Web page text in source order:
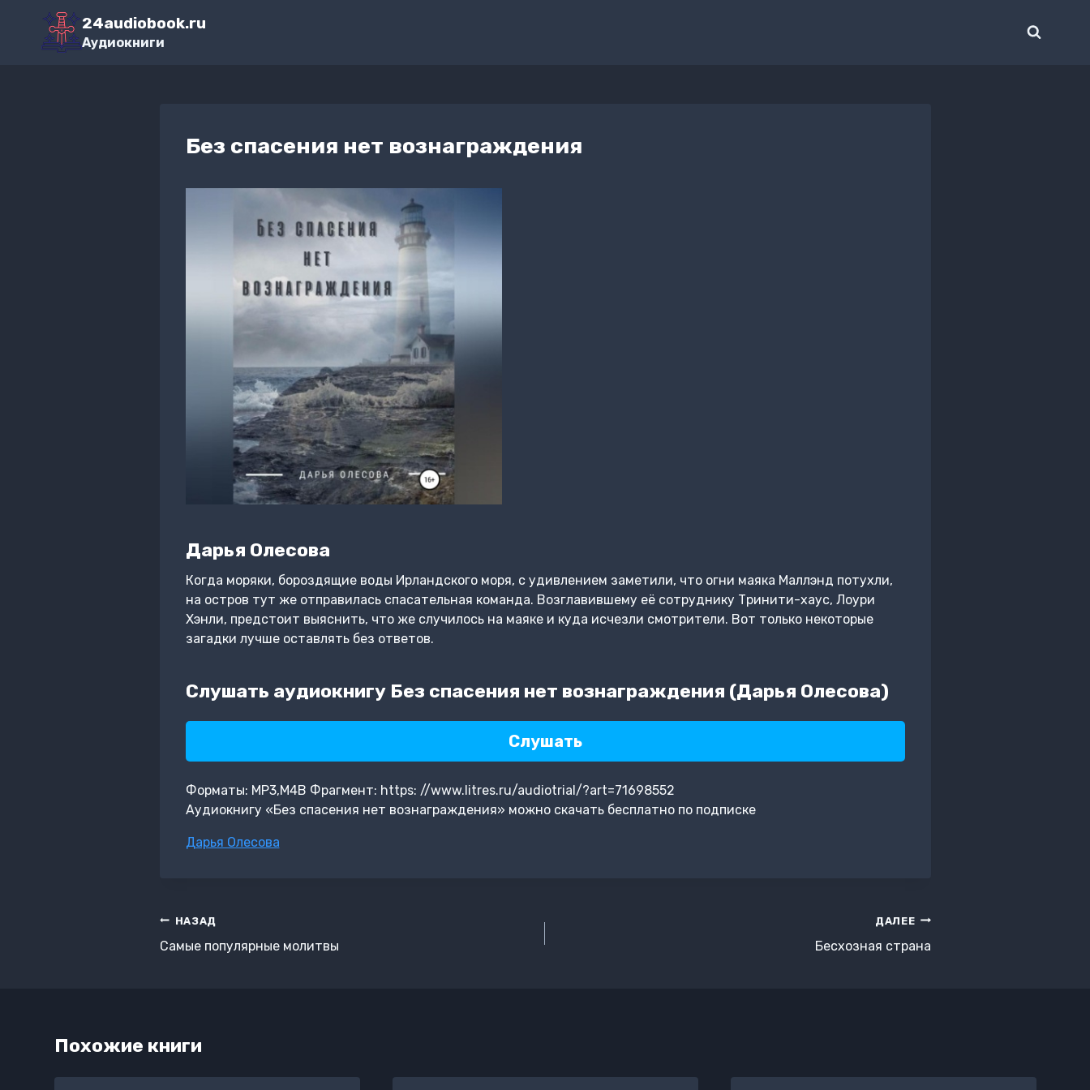
Перейти
содержимому
24audiobook.ru
Аудиокниги
Без спасения нет вознаграждения
Дарья Олесова
Когда моряки, бороздящие воды Ирландского моря, с удивлением заметили, что огни маяка Маллэнд потухли,
на остров тут же отправилась спасательная команда. Возглавившему её сотруднику Тринити-хаус, Лоури
Хэнли, предстоит выяснить, что же случилось на маяке и куда исчезли смотрители. Вот только некоторые
загадки лучше оставлять без ответов.
Слушать аудиокнигу Без спасения нет вознаграждения (Дарья Олесова)
Слушать
Форматы: MP3,M4B Фрагмент: https: //www.litres.ru/audiotrial/?art=71698552
Аудиокнигу «Без спасения нет вознаграждения» можно скачать бесплатно по подписке
Метки
Дарья Олесова
Навигация
по
НАЗАД
Самые популярные молитвы
ДАЛЕЕ
Бесхозная страна
Похожие книги